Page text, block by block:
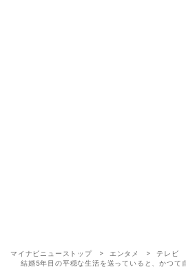
マイナビニューストップ エンタメ
テレビ
結婚5年目の平穏な生活を送っていると、かつて